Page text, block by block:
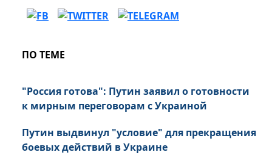
ПО ТЕМЕ
"Россия готова": Путин заявил о готовности
к мирным переговорам с Украиной
Путин выдвинул "условие" для прекращения
боевых действий в Украине